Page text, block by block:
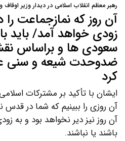
رهبر معظم انقلاب اسلامی در دیدار وزیر
آن روز که نمازجماعت
زودی خواهد آمد/ باید
سعودی ها و براساس
ضدوحدت شیعه و سنی
کرد
ایشان با تأکید بر مشترکات
آن روزی را ببینیم که شما در
آن روز نیز دیر نخواهد بود و به
باشند یا نباشند.